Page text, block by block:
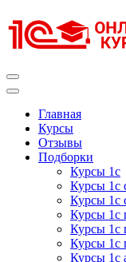
к
содержимому
Главная
Курсы
Отзывы
Подборки
Курсы 1с
Курсы 1с
Курсы 1с
Курсы 1с
Курсы 1с
Курсы 1с
Курсы 1с